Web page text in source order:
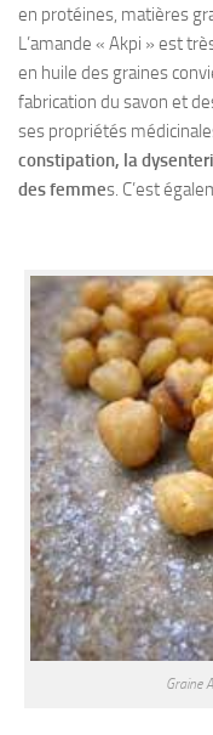
en protéines, matières
L’amande « Akpi » est
en huile des graines
fabrication du savon et
ses propriétés
constipation, la
des femmes. C’est
Graine